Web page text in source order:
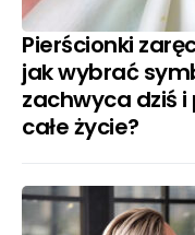
Pierścionki
jak wybrać
zachwyca dziś
całe życie?